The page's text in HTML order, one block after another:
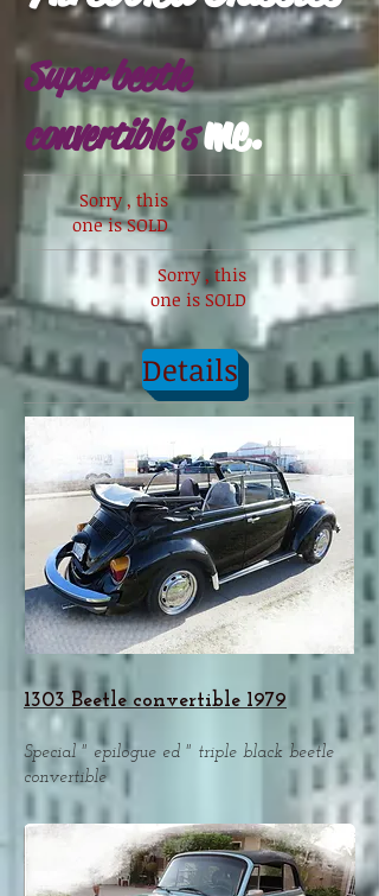
Super beetle
convertible'sme.
Sorry , this
one is SOLD
Sorry , this
one is SOLD
Details
1303 Beetle convertible 1979
Special " epilogue ed " triple black beetle
convertible